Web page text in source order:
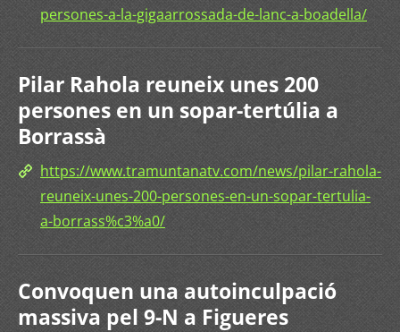
persones-a-la-gigaarrossada-de-lanc-a-boadella/
Pilar Rahola reuneix unes 200
persones en un sopar-tertúlia a
Borrassà
https://www.tramuntanatv.com/news/pilar-rahola-
reuneix-unes-200-persones-en-un-sopar-tertulia-
a-borrass%c3%a0/
Convoquen una autoinculpació
massiva pel 9-N a Figueres